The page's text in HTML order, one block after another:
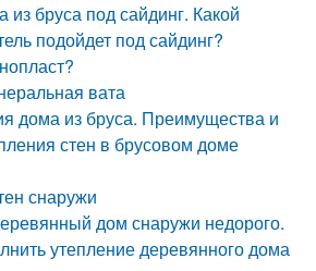
из бруса под сайдинг. Какой
подойдет под сайдинг?
вата
дома из бруса. Преимущества и
стен в брусовом доме
снаружи
дом снаружи недорого.
утепление деревянного дома